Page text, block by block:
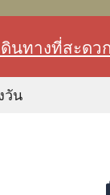
ดินทางที่สะด
วัน